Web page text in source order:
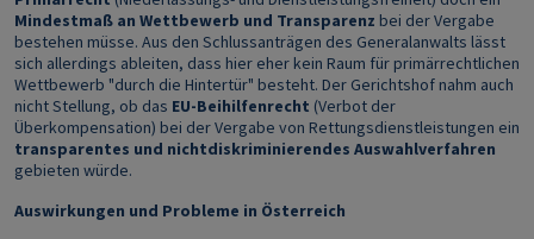
Mindestmaß an Wettbewerb und Transparenz bei der Vergabe
bestehen müsse. Aus den Schlussanträgen des Generalanwalts lässt
sich allerdings ableiten, dass hier eher kein Raum für primärrechtlichen
Wettbewerb "durch die Hintertür" besteht. Der Gerichtshof nahm auch
nicht Stellung, ob das EU-Beihilfenrecht (Verbot der
Überkompensation) bei der Vergabe von Rettungsdienstleistungen ein
transparentes und nichtdiskriminierendes Auswahlverfahren
gebieten würde.
Auswirkungen und Probleme in Österreich